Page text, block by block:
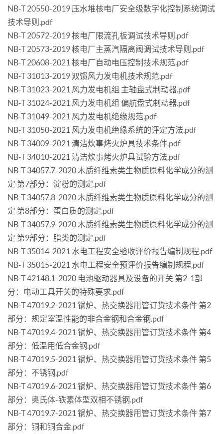
NB-T 20550-2019 压水堆核电厂安全级数字化控制系统调试
技术导则.pdf
NB-T 20572-2019 核电厂限流孔板调试技术导则.pdf
NB-T 20573-2019 核电厂主蒸汽隔离阀调试技术导则.pdf
NB-T 20608-2021 核电厂自动电压控制技术规范.pdf
NB-T 31013-2019 双馈风力发电机技术规范.pdf
NB-T 31023-2021 风力发电机组 主轴盘式制动器.pdf
NB-T 31024-2021 风力发电机组 偏航盘式制动器.pdf
NB-T 31049-2021 风力发电机绝缘规范.pdf
NB-T 31050-2021 风力发电机绝缘系统的评定方法.pdf
NB-T 34009-2021 清洁炊事烤火炉具技术条件.pdf
NB-T 34010-2021 清洁炊事烤火炉具试验方法.pdf
NB-T 34057.7-2020 木质纤维素类生物质原料化学成分的测
定 第7部分：淀粉的测定.pdf
NB-T 34057.8-2020 木质纤维素类生物质原料化学成分的测
定 第8部分：蛋白质的测定.pdf
NB-T 34057.9-2020 木质纤维素类生物质原料化学成分的测
定 第9部分：脂类的测定.pdf
NB-T 35014-2021 水电工程安全验收评价报告编制规程.pdf
NB-T 35015-2021 水电工程安全预评价报告编制规程.pdf
NB-T 42148.1-2020 电池驱动器具及设备的开关 第2-1部
分：电动工具开关的特殊要求.pdf
NB-T 47019.2-2021 锅炉、热交换器用管订货技术条件 第2
部分：规定室温性能的非合金钢和合金钢.pdf
NB-T 47019.4-2021 锅炉、热交换器用管订货技术条件 第4
部分：低温用低合金钢.pdf
NB-T 47019.5-2021 锅炉、热交换器用管订货技术条件 第5
部分：不锈钢.pdf
NB-T 47019.6-2021 锅炉、热交换器用管订货技术条件 第6
部分：奥氏体-铁素体型双相不锈钢.pdf
NB-T 47019.7-2021 锅炉、热交换器用管订货技术条件 第7
部分：铜和铜合金.pdf